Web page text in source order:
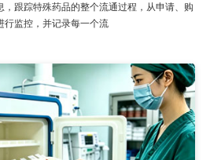
跟踪特殊药品的整个流通过程，从申请、购
行监控，并记录每一个流